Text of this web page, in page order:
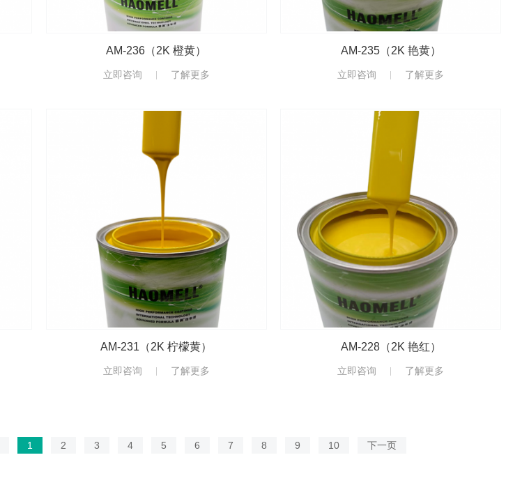
AM-236（2K 橙黄）
立即咨询 了解更多
AM-235（2K 艳黄）
立即咨询 了解更多
AM-231（2K 柠檬黄）
立即咨询 了解更多
AM-228（2K 艳红）
立即咨询 了解更多
1 2 3 4 5 6 7 8 9 10 下一页